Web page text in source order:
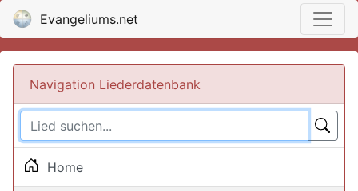
Evangeliums.net
Navigation Liederdatenbank
Home